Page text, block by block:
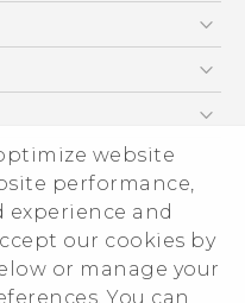
website
performance,
experience and
our cookies by
or manage your
You can
manual